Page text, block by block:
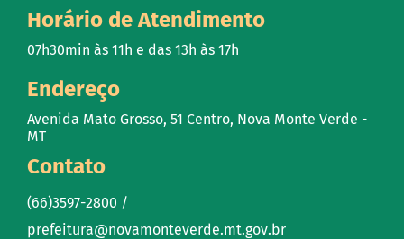
Horário de Atendimento
07h30min às 11h e das 13h às 17h
Endereço
Avenida Mato Grosso, 51 Centro, Nova Monte Verde -
MT
Contato
(66)3597-2800 /
prefeitura@novamonteverde.mt.gov.br